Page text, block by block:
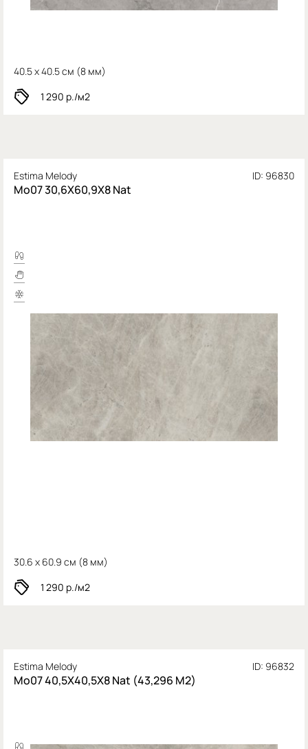
40.5 x 40.5 см (8 мм)
1 290 р./м2
Estima Melody ID: 96830
Mo07 30,6X60,9X8 Nat
30.6 x 60.9 см (8 мм)
1 290 р./м2
Estima Melody ID: 96832
Mo07 40,5X40,5X8 Nat (43,296 М2)